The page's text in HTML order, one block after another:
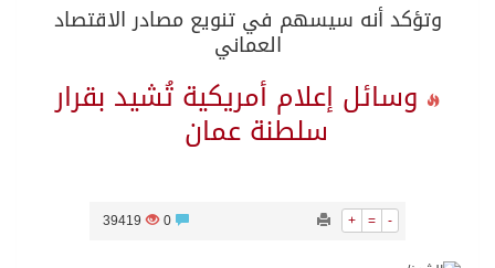
وتؤكد أنه سيسهم في تنويع مصادر الاقتصاد
العماني
وسائل إعلام أمريكية تُشيد بقرار
سلطنة عمان
+ = -
39419